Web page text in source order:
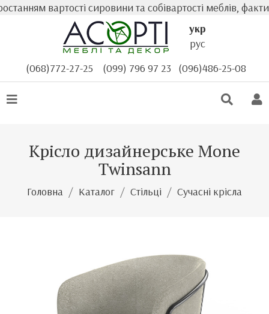
вартості сировини та собівартості меблів,
укр
рус
(068)772-27-25
(099) 796 97 23 (096)486-25-08
Крісло дизайнерське Mone
Twinsann
Головна Каталог Стільці Сучасні крісла